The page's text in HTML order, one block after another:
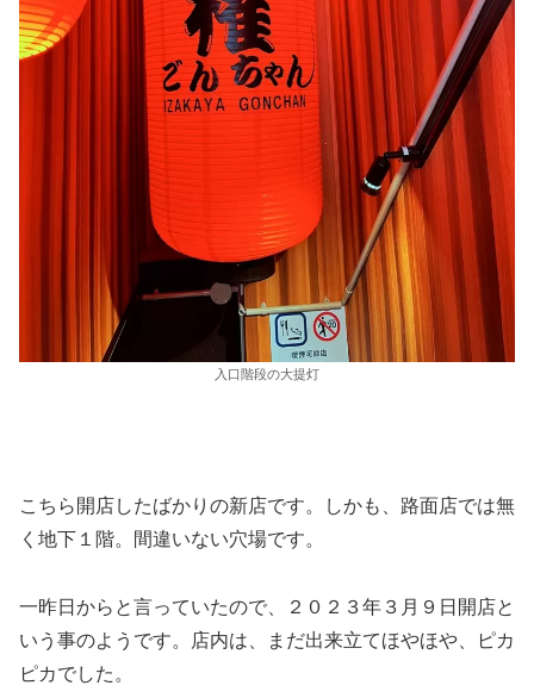
入口階段の大提灯
こちら開店したばかりの新店です。しかも、路面店では無
く地下１階。間違いない穴場です。
一昨日からと言っていたので、２０２３年３月９日開店と
いう事のようです。店内は、まだ出来立てほやほや、ピカ
ピカでした。